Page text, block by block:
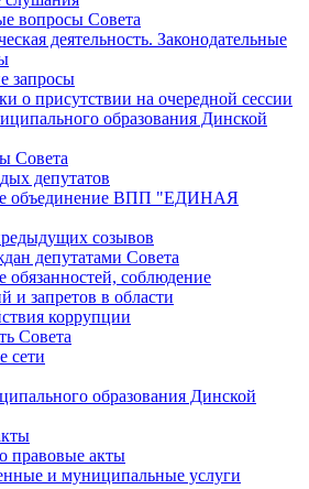
вопросы Совета
деятельность. Законодательные
запросы
о присутствии на очередной сессии
образования Динской
Совета
депутатов
объединение ВПП "ЕДИНАЯ
созывов
депутатами Совета
обязанностей, соблюдение
и запретов в области
коррупции
Совета
сети
образования Динской
правовые акты
и муниципальные услуги